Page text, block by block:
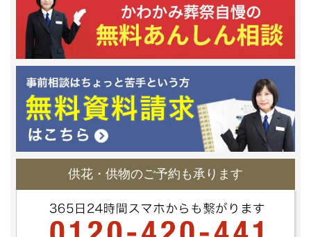
供花・供物のご予約も承ります